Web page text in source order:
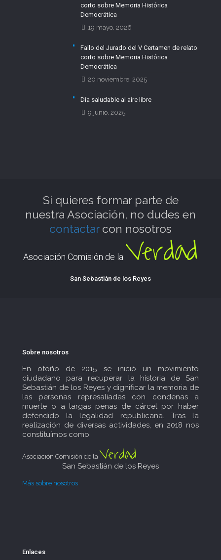
corto sobre Memoria Histórica
Democrática
19 mayo, 2026
Fallo del Jurado del V Certamen de relato
corto sobre Memoria Histórica
Democrática
20 noviembre, 2025
Día saludable al aire libre
9 junio, 2025
Si quieres formar parte de
nuestra Asociación, no dudes en
contactarcon nosotros
Asociación Comisión de la Verdad
San Sebastián de los Reyes
Sobre nosotros
En otoño de 2015 se inició un movimiento
ciudadano para recuperar la historia de San
Sebastián de los Reyes y dignificar la memoria de
las personas represaliadas con condenas a
muerte o a largas penas de cárcel por haber
defendido la legalidad republicana. Tras la
realización de diversas actividades, en 2018 nos
constituímos como
Asociación Comisión de la Verdad
San Sebastián de los Reyes
Más sobre nosotros
Enlaces